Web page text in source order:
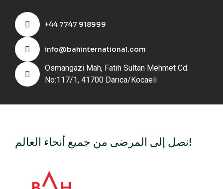
+44 7747 918999
info@bahinternational.com
Osmangazi Mah, Fatih Sultan Mehmet Cd.
No:117/1, 41700 Darıca/Kocaeli
نصل إلى المرضى من جميع أنحاء العالم!